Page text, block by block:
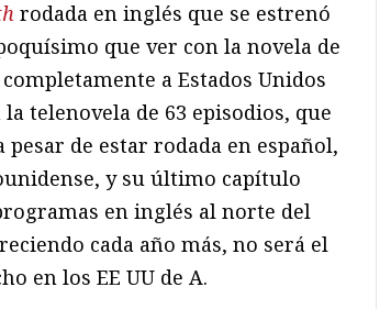
rodada en inglés que se estrenó
que ver con la novela de
a Estados Unidos
telenovela de 63 episodios, que
de estar rodada en español,
y su último capítulo
en inglés al norte del
cada año más, no será el
en los EE UU de A.